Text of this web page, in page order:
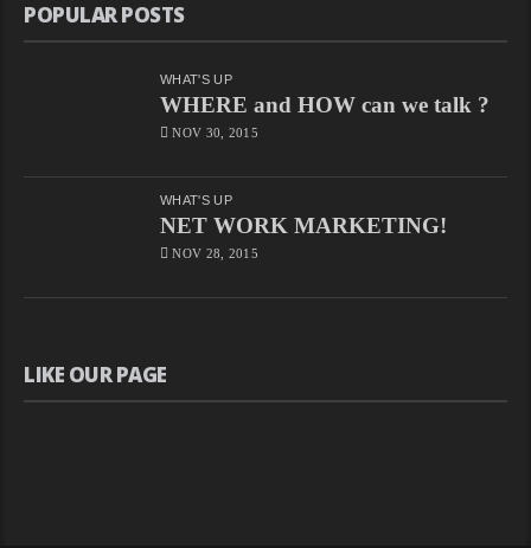
POPULAR POSTS
WHAT'S UP
WHERE and HOW can we talk ?
NOV 30, 2015
WHAT'S UP
NET WORK MARKETING!
NOV 28, 2015
LIKE OUR PAGE